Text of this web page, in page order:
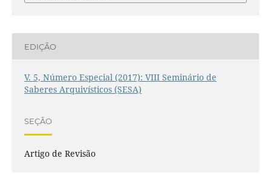
EDIÇÃO
V. 5, Número Especial (2017): VIII Seminário de
Saberes Arquivísticos (SESA)
SEÇÃO
Artigo de Revisão